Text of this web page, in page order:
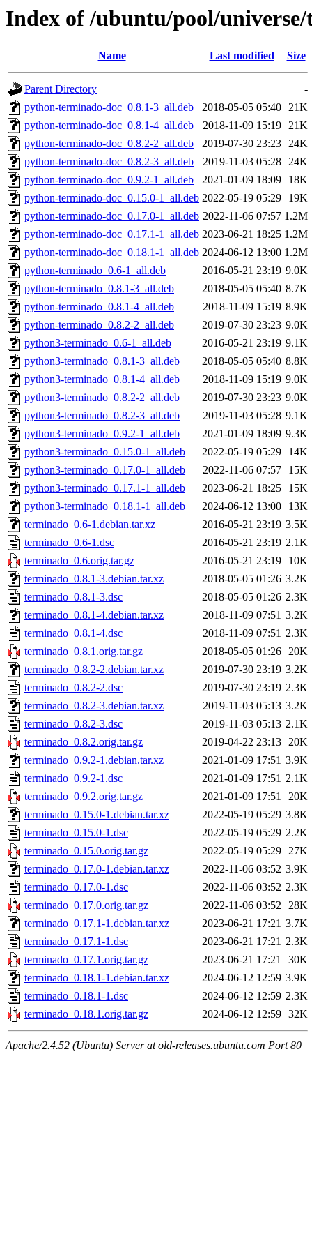
Index of /ubuntu/pool/
Name Last modified Size
Parent Directory
-
python-terminado-doc_0.8.1-3_all.deb
2018-05-05 05:40 21K
python-terminado-doc_0.8.1-4_all.deb
2018-11-09 15:19 21K
python-terminado-doc_0.8.2-2_all.deb
2019-07-30 23:23 24K
python-terminado-doc_0.8.2-3_all.deb
2019-11-03 05:28 24K
python-terminado-doc_0.9.2-1_all.deb
2021-01-09 18:09
18K
python-terminado-doc_0.15.0-1_all.deb 2022-05-19 05:29
19K
python-terminado-doc_0.17.0-1_all.deb 2022-11-06 07:57 1.2M
python-terminado-doc_0.17.1-1_all.deb 2023-06-21 18:25 1.2M
python-terminado-doc_0.18.1-1_all.deb 2024-06-12 13:00 1.2M
python-terminado_0.6-1_all.deb
2016-05-21 23:19 9.0K
python-terminado_0.8.1-3_all.deb
2018-05-05 05:40 8.7K
python-terminado_0.8.1-4_all.deb
2018-11-09 15:19 8.9K
python-terminado_0.8.2-2_all.deb
2019-07-30 23:23 9.0K
python3-terminado_0.6-1_all.deb
2016-05-21 23:19 9.1K
python3-terminado_0.8.1-3_all.deb
2018-05-05 05:40 8.8K
python3-terminado_0.8.1-4_all.deb
2018-11-09 15:19 9.0K
python3-terminado_0.8.2-2_all.deb
2019-07-30 23:23 9.0K
python3-terminado_0.8.2-3_all.deb
2019-11-03 05:28 9.1K
python3-terminado_0.9.2-1_all.deb
2021-01-09 18:09 9.3K
python3-terminado_0.15.0-1_all.deb
2022-05-19 05:29
14K
python3-terminado_0.17.0-1_all.deb
2022-11-06 07:57
15K
python3-terminado_0.17.1-1_all.deb
2023-06-21 18:25
15K
python3-terminado_0.18.1-1_all.deb
2024-06-12 13:00
13K
terminado_0.6-1.debian.tar.xz
2016-05-21 23:19 3.5K
terminado_0.6-1.dsc
2016-05-21 23:19 2.1K
terminado_0.6.orig.tar.gz
2016-05-21 23:19
10K
terminado_0.8.1-3.debian.tar.xz
2018-05-05 01:26 3.2K
terminado_0.8.1-3.dsc
2018-05-05 01:26 2.3K
terminado_0.8.1-4.debian.tar.xz
2018-11-09 07:51 3.2K
terminado_0.8.1-4.dsc
2018-11-09 07:51 2.3K
terminado_0.8.1.orig.tar.gz
2018-05-05 01:26 20K
terminado_0.8.2-2.debian.tar.xz
2019-07-30 23:19 3.2K
terminado_0.8.2-2.dsc
2019-07-30 23:19 2.3K
terminado_0.8.2-3.debian.tar.xz
2019-11-03 05:13 3.2K
terminado_0.8.2-3.dsc
2019-11-03 05:13 2.1K
terminado_0.8.2.orig.tar.gz
2019-04-22 23:13 20K
terminado_0.9.2-1.debian.tar.xz
2021-01-09 17:51 3.9K
terminado_0.9.2-1.dsc
2021-01-09 17:51 2.1K
terminado_0.9.2.orig.tar.gz
2021-01-09 17:51
20K
terminado_0.15.0-1.debian.tar.xz
2022-05-19 05:29 3.8K
terminado_0.15.0-1.dsc
2022-05-19 05:29 2.2K
terminado_0.15.0.orig.tar.gz
2022-05-19 05:29 27K
terminado_0.17.0-1.debian.tar.xz
2022-11-06 03:52 3.9K
terminado_0.17.0-1.dsc
2022-11-06 03:52 2.3K
terminado_0.17.0.orig.tar.gz
2022-11-06 03:52 28K
terminado_0.17.1-1.debian.tar.xz
2023-06-21 17:21 3.7K
terminado_0.17.1-1.dsc
2023-06-21 17:21 2.3K
terminado_0.17.1.orig.tar.gz
2023-06-21 17:21
30K
terminado_0.18.1-1.debian.tar.xz
2024-06-12 12:59 3.9K
terminado_0.18.1-1.dsc
2024-06-12 12:59 2.3K
terminado_0.18.1.orig.tar.gz
2024-06-12 12:59 32K
Apache/2.4.52 (Ubuntu) Server at old-releases.ubuntu.com Port 80